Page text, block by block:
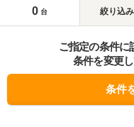
0 台 絞り込み
ご指定の条件に
条件を変更
条件